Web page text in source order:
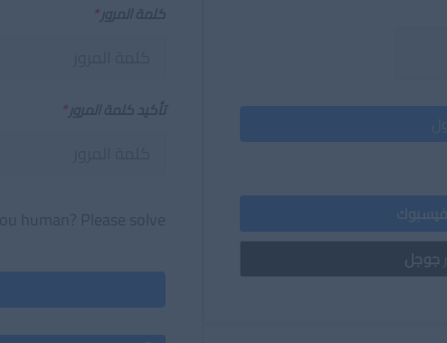
فيسبوك
كلمة المرور*
تأكيد كلمة المرور*